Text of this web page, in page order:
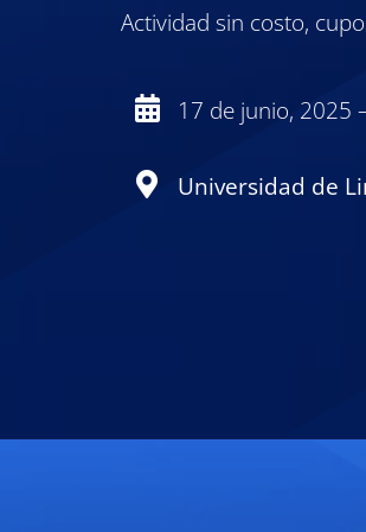
Actividad sin costo,
17 de junio, 2025
Universidad de